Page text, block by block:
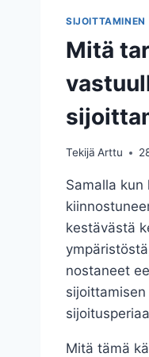
SIJOITTAMINEN
Mitä
Tekijä Arttu
Samalla
kestävästä
nostaneet
sijoittamisen
Mitä tämä